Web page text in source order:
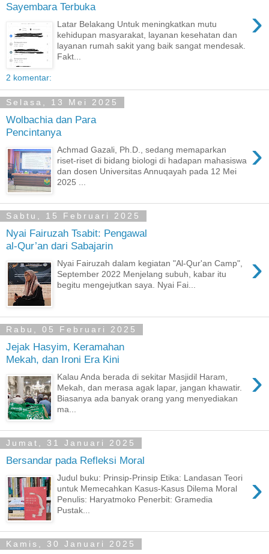
Sayembara Terbuka
›
Latar Belakang Untuk meningkatkan mutu
kehidupan masyarakat, layanan kesehatan dan
layanan rumah sakit yang baik sangat mendesak.
Fakt...
2 komentar:
Selasa, 13 Mei 2025
Wolbachia dan Para
Pencintanya
›
Achmad Gazali, Ph.D., sedang memaparkan
riset-riset di bidang biologi di hadapan mahasiswa
dan dosen Universitas Annuqayah pada 12 Mei
2025 ...
Sabtu, 15 Februari 2025
Nyai Fairuzah Tsabit: Pengawal
al-Qur’an dari Sabajarin
›
Nyai Fairuzah dalam kegiatan "Al-Qur'an Camp",
September 2022 Menjelang subuh, kabar itu
begitu mengejutkan saya. Nyai Fai...
Rabu, 05 Februari 2025
Jejak Hasyim, Keramahan
Mekah, dan Ironi Era Kini
›
Kalau Anda berada di sekitar Masjidil Haram,
Mekah, dan merasa agak lapar, jangan khawatir.
Biasanya ada banyak orang yang menyediakan
ma...
Jumat, 31 Januari 2025
Bersandar pada Refleksi Moral
›
Judul buku: Prinsip-Prinsip Etika: Landasan Teori
untuk Memecahkan Kasus-Kasus Dilema Moral
Penulis: Haryatmoko Penerbit: Gramedia
Pustak...
Kamis, 30 Januari 2025